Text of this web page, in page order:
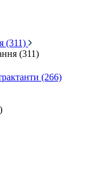
(311)
(311)
(266)